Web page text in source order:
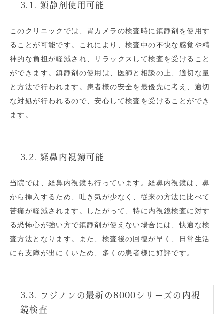
3.1. 鎮静剤使用可能
このクリニックでは、胃カメラの検査時に鎮静剤を使用す
ることが可能です。これにより、検査中の不快な感覚や精
神的な負担が軽減され、リラックスして検査を受けること
ができます。鎮静剤の使用は、医師と相談の上、適切な量
と方法で行われます。患者様の安全を最優先に考え、適切
な対処が行われるので、安心して検査を受けることができ
ます。
3.2. 経鼻内視鏡可能
当院では、経鼻内視鏡も行っています。経鼻内視鏡は、鼻
から挿入するため、吐き気が少なく、従来の方法に比べて
苦痛が軽減されます。したがって、特に内視鏡検査に対す
る恐怖心が強い方で鎮静剤が使えない場合には、快適な検
査方法となります。また、検査後の回復が早く、日常生活
にも支障が出にくいため、多くの患者様に好評です。
3.3. フジノンの最新の8000シリーズの内視
鏡検査